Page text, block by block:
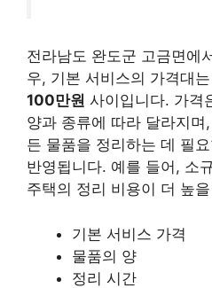
전라남도 완도군 고금면에
우, 기본 서비스의 가격대
100만원 사이입니다. 가격
양과 종류에 따라 달라지
든 물품을 정리하는 데 필
반영됩니다. 예를 들어, 소
주택의 정리 비용이 더 높
기본 서비스 가격
물품의 양
정리 시간